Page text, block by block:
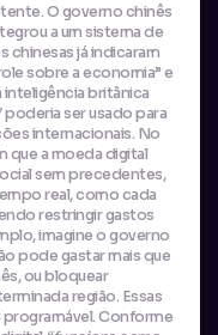
O governo chinês
a um sistema de
chinesas já indicaram
sobre a economia” e
inteligência britânica
ser usado para
internacionais. No
que a moeda digital
sem precedentes,
real, como cada
restringir gastos
imagine o governo
pode gastar mais que
ou bloquear
região. Essas
Conforme